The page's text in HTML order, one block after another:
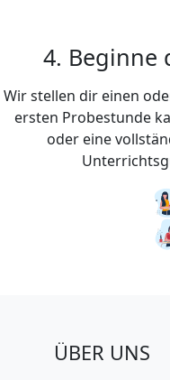
4. Beginne
Wir stellen dir einen
ersten Probestunde
oder eine
ÜBER UNS